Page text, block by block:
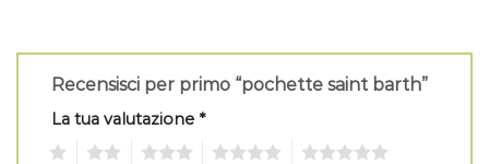
Recensisci per primo “pochette saint barth”
La tua valutazione *